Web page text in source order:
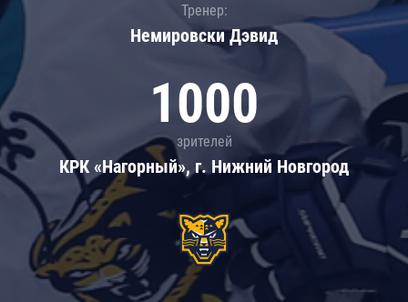
Тренер:
Немировски Дэвид
1000
зрителей
КРК «Нагорный», г. Нижний Новгород